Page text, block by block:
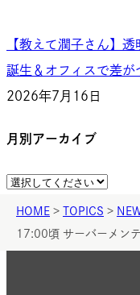
【教えて潤子さん】
誕生＆オフィスで差
2026年7月16日
月別アーカイブ
Icon
link
Icon
link
HOME > TOPICS >
17:00頃 サーバーメン